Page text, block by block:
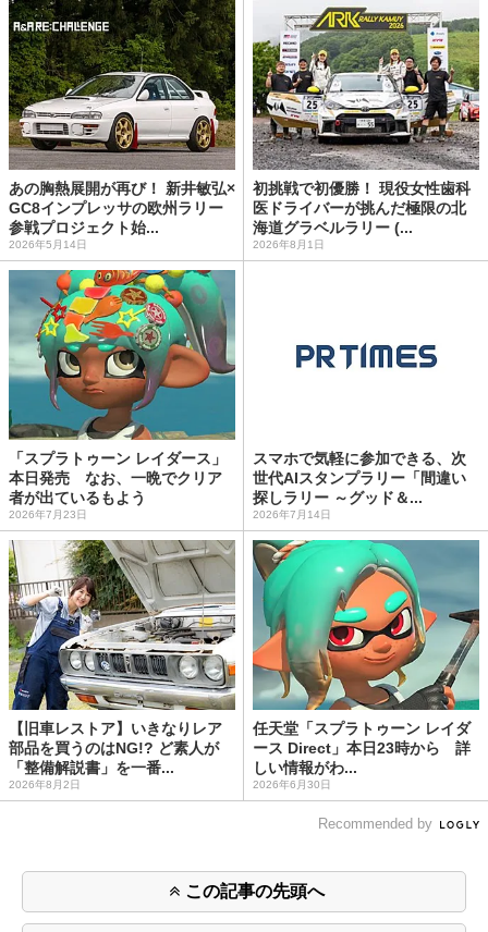
あの胸熱展開が再び！ 新井敏弘×
GC8インプレッサの欧州ラリー
参戦プロジェクト始...
2026年5月14日
初挑戦で初優勝！ 現役女性歯科
医ドライバーが挑んだ極限の北
海道グラベルラリー (...
2026年8月1日
「スプラトゥーン レイダース」
本日発売 なお、一晩でクリア
者が出ているもよう
2026年7月23日
スマホで気軽に参加できる、次
世代AIスタンプラリー「間違い
探しラリー ～グッド＆...
2026年7月14日
【旧車レストア】いきなりレア
部品を買うのはNG!? ど素人が
「整備解説書」を一番...
2026年8月2日
任天堂「スプラトゥーン レイダ
ース Direct」本日23時から 詳
しい情報がわ...
2026年6月30日
Recommended by
この記事の先頭へ